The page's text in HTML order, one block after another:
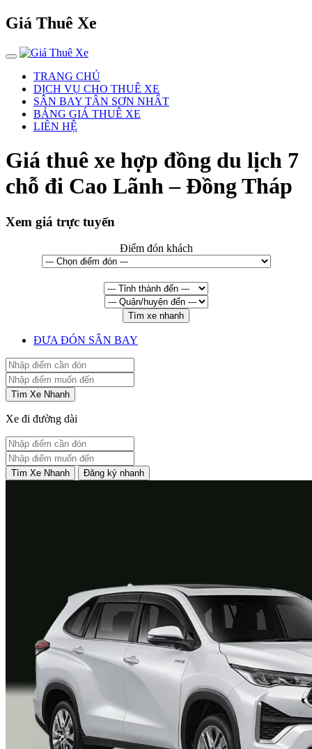
Giá Thuê Xe
TRANG CHỦ
DỊCH VỤ CHO THUÊ XE
SÂN BAY TÂN SƠN NHẤT
BẢNG GIÁ THUÊ XE
LIÊN HỆ
Giá thuê xe hợp đồng du lịch 7
chỗ đi Cao Lãnh – Đồng Tháp
Xem giá trực tuyến
Điểm đón khách
Tìm xe nhanh
ĐƯA ĐÓN SÂN BAY
Tìm Xe Nhanh
Xe đi đường dài
Tìm Xe Nhanh Đăng ký nhanh